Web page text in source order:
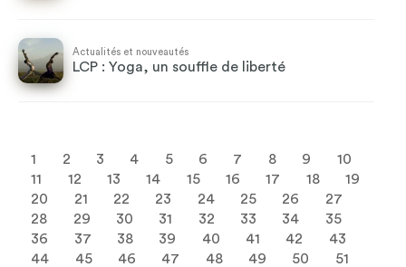
Actualités et nouveautés
LCP : Yoga, un souffle de liberté
1 2 3 4 5 6 7 8 9
10
11
12 13 14 15 16 17 18
19
20
21 22 23 24 25 26
27
28
29 30 31 32 33 34
35
36
37 38 39 40 41 42
43
44
45 46 47 48 49 50
51